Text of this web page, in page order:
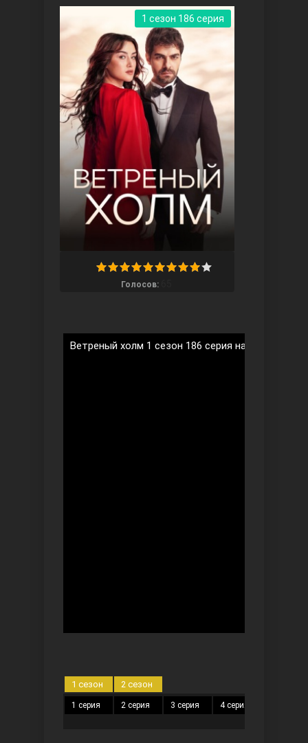
Ветреный холм
Ты назови
Красивее, чем ты
Голосов:
1 сезон 186 серия
Ветреный холм 1 сезон 186 серия на русском
1 сезон 2 сезон
1 серия 2 серия 3 серия 4 серия